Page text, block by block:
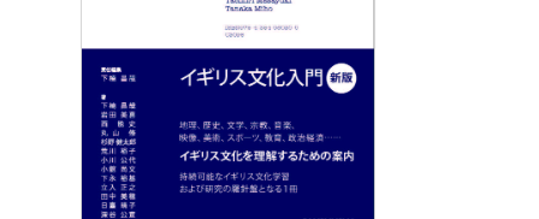
ヨーロッパ諸語
韓国・朝鮮語